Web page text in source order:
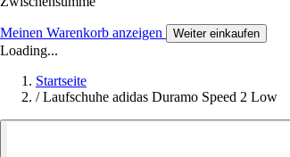
Meinen Warenkorb anzeigen Weiter einkaufen
Loading...
Startseite
/ Laufschuhe adidas Duramo Speed 2 Low